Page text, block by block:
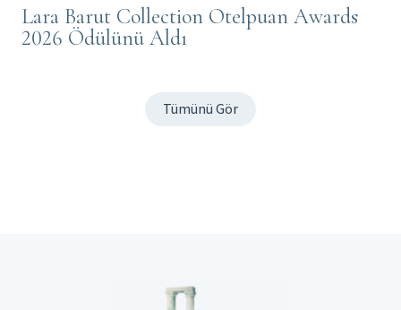
Lara Barut Collection Otelpuan Awards
2026 Ödülünü Aldı
Tümünü Gör